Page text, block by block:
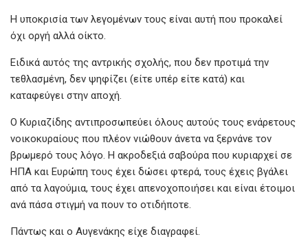
Η υποκρισία των λεγομένων τους είναι αυτή που προκαλεί
όχι οργή αλλά οίκτο.
Ειδικά αυτός της αντρικής σχολής, που δεν προτιμά την
τεθλασμένη, δεν ψηφίζει (είτε υπέρ είτε κατά) και
καταφεύγει στην αποχή.
Ο Κυριαζίδης αντιπροσωπεύει όλους αυτούς τους ενάρετους
νοικοκυραίους που πλέον νιώθουν άνετα να ξερνάνε τον
βρωμερό τους λόγο. Η ακροδεξιά σαβούρα που κυριαρχεί σε
ΗΠΑ και Ευρώπη τους έχει δώσει φτερά, τους έχεις βγάλει
από τα λαγούμια, τους έχει απενοχοποιήσει και είναι έτοιμοι
ανά πάσα στιγμή να πουν το οτιδήποτε.
Πάντως και ο Αυγενάκης είχε διαγραφεί.